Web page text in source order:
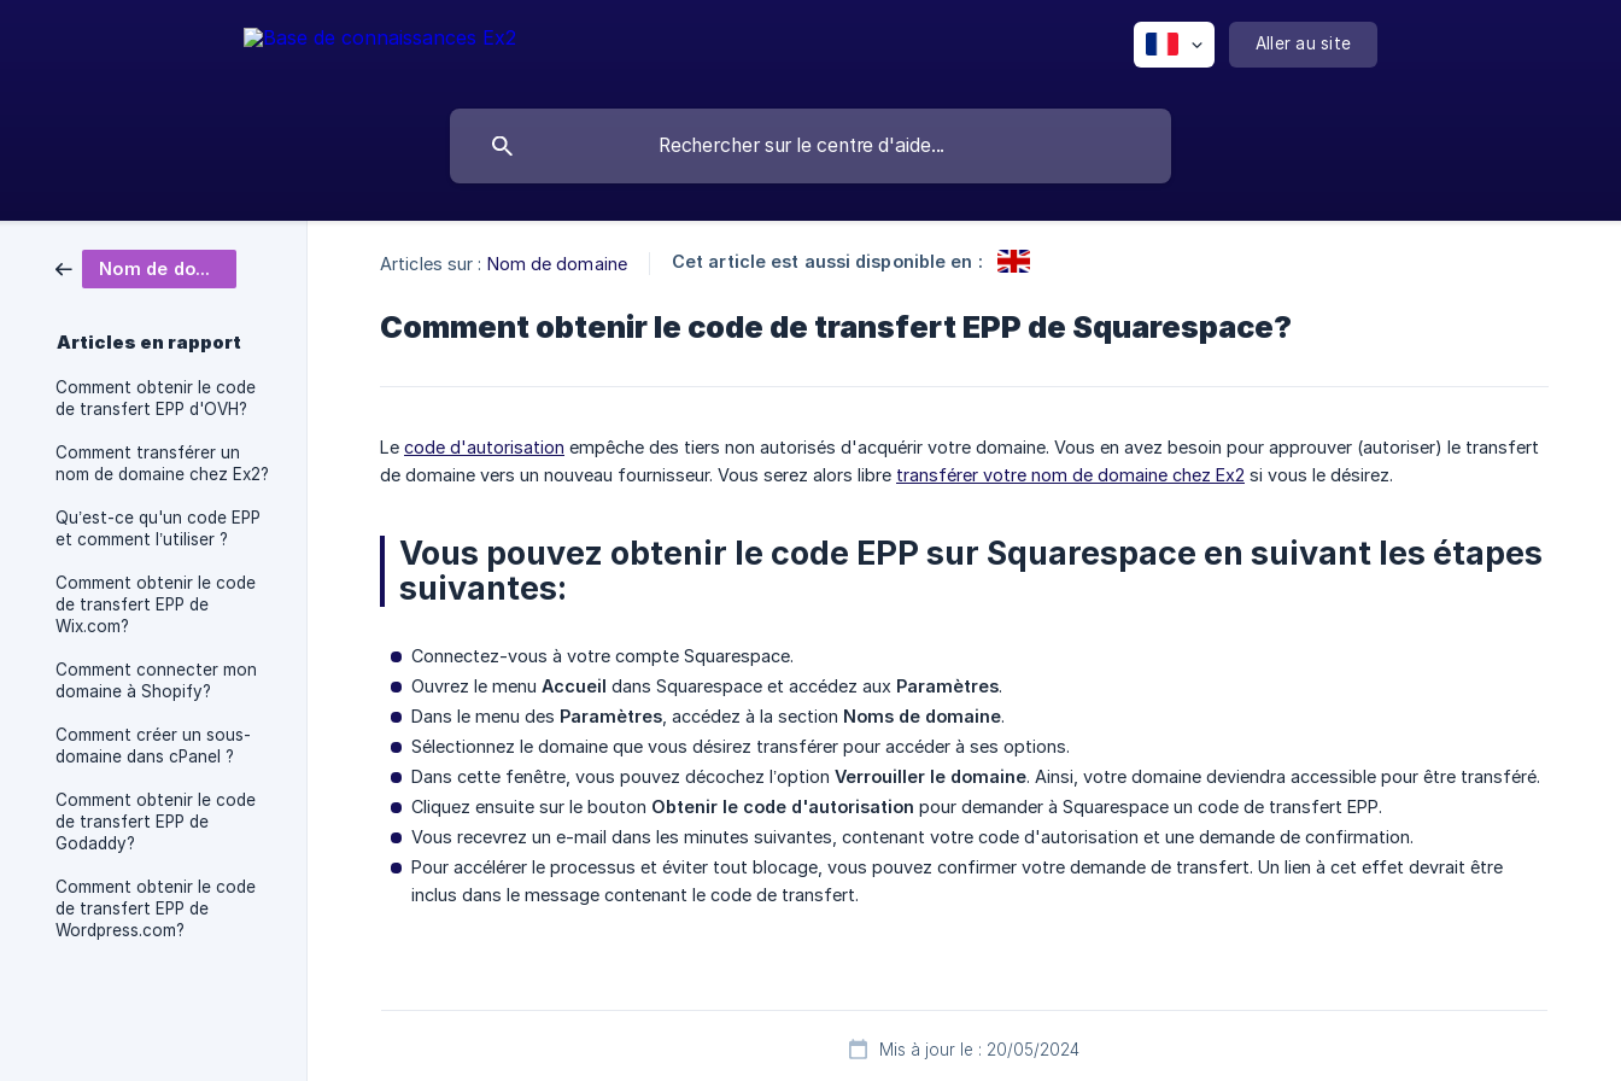
Aller au site
Nom de domaine
Articles en rapport
Comment obtenir le code
de transfert EPP d'OVH?
Comment transférer un
nom de domaine chez Ex2?
Qu’est-ce qu'un code EPP
et comment l’utiliser ?
Comment obtenir le code
de transfert EPP de
Wix.com?
Comment connecter mon
domaine à Shopify?
Comment créer un sous-
domaine dans cPanel ?
Comment obtenir le code
de transfert EPP de
Godaddy?
Comment obtenir le code
de transfert EPP de
Wordpress.com?
Articles sur : Nom de domaine Cet article est aussi disponible en :
Comment obtenir le code de transfert EPP de Squarespace?
Le code d'autorisation empêche des tiers non autorisés d'acquérir votre domaine. Vous en avez besoin pour approuver (autoriser) le transfert
de domaine vers un nouveau fournisseur. Vous serez alors libre transférer votre nom de domaine chez Ex2 si vous le désirez.
Vous pouvez obtenir le code EPP sur Squarespace en suivant les étapes
suivantes:
Connectez-vous à votre compte Squarespace.
Ouvrez le menu Accueil dans Squarespace et accédez aux Paramètres.
Dans le menu des Paramètres , accédez à la section Noms de domaine.
Sélectionnez le domaine que vous désirez transférer pour accéder à ses options.
Dans cette fenêtre, vous pouvez décochez l’option Verrouiller le domaine. Ainsi, votre domaine deviendra accessible pour être transféré.
Cliquez ensuite sur le bouton Obtenir le code d'autorisation pour demander à Squarespace un code de transfert EPP.
Vous recevrez un e-mail dans les minutes suivantes, contenant votre code d'autorisation et une demande de confirmation.
Pour accélérer le processus et éviter tout blocage, vous pouvez confirmer votre demande de transfert. Un lien à cet effet devrait être
inclus dans le message contenant le code de transfert.
Mis à jour le : 20/05/2024